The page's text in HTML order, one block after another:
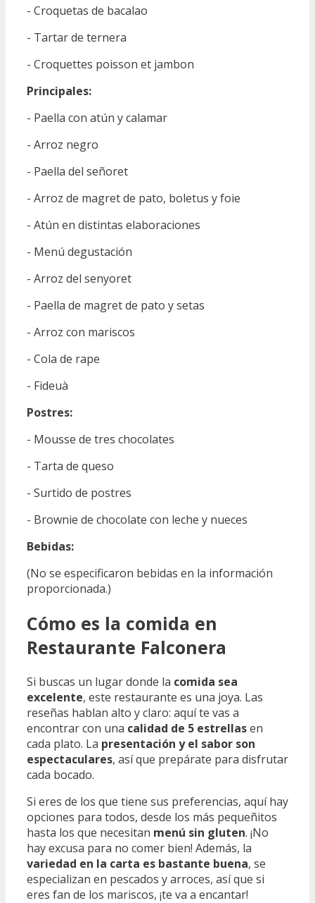
- Croquetas de bacalao
- Tartar de ternera
- Croquettes poisson et jambon
Principales:
- Paella con atún y calamar
- Arroz negro
- Paella del señoret
- Arroz de magret de pato, boletus y foie
- Atún en distintas elaboraciones
- Menú degustación
- Arroz del senyoret
- Paella de magret de pato y setas
- Arroz con mariscos
- Cola de rape
- Fideuà
Postres:
- Mousse de tres chocolates
- Tarta de queso
- Surtido de postres
- Brownie de chocolate con leche y nueces
Bebidas:
(No se especificaron bebidas en la información
proporcionada.)
Cómo es la comida en
Restaurante Falconera
Si buscas un lugar donde la comida sea
excelente, este restaurante es una joya. Las
reseñas hablan alto y claro: aquí te vas a
encontrar con una calidad de 5 estrellasen
cada plato. La presentación y el sabor son
espectaculares, así que prepárate para disfrutar
cada bocado.
Si eres de los que tiene sus preferencias, aquí hay
opciones para todos, desde los más pequeñitos
hasta los que necesitan menú sin gluten. ¡No
hay excusa para no comer bien! Además, la
variedad en la carta es bastante buena, se
especializan en pescados y arroces, así que si
eres fan de los mariscos, ¡te va a encantar!